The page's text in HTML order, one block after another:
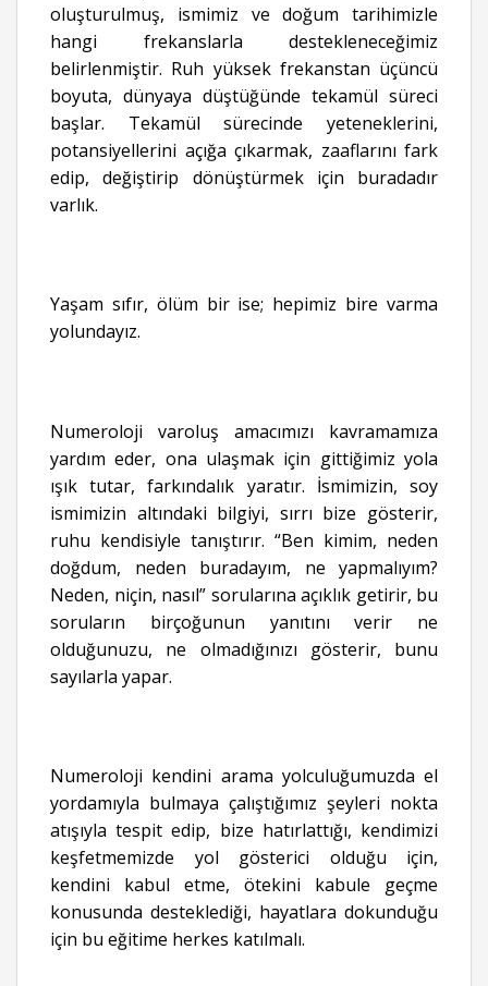
oluşturulmuş, ismimiz ve doğum tarihimizle
hangi frekanslarla destekleneceğimiz
belirlenmiştir. Ruh yüksek frekanstan üçüncü
boyuta, dünyaya düştüğünde tekamül süreci
başlar. Tekamül sürecinde yeteneklerini,
potansiyellerini açığa çıkarmak, zaaflarını fark
edip, değiştirip dönüştürmek için buradadır
varlık.
Yaşam sıfır, ölüm bir ise; hepimiz bire varma
yolundayız.
Numeroloji varoluş amacımızı kavramamıza
yardım eder, ona ulaşmak için gittiğimiz yola
ışık tutar, farkındalık yaratır. İsmimizin, soy
ismimizin altındaki bilgiyi, sırrı bize gösterir,
ruhu kendisiyle tanıştırır. “Ben kimim, neden
doğdum, neden buradayım, ne yapmalıyım?
Neden, niçin, nasıl” sorularına açıklık getirir, bu
soruların birçoğunun yanıtını verir ne
olduğunuzu, ne olmadığınızı gösterir, bunu
sayılarla yapar.
Numeroloji kendini arama yolculuğumuzda el
yordamıyla bulmaya çalıştığımız şeyleri nokta
atışıyla tespit edip, bize hatırlattığı, kendimizi
keşfetmemizde yol gösterici olduğu için,
kendini kabul etme, ötekini kabule geçme
konusunda desteklediği, hayatlara dokunduğu
için bu eğitime herkes katılmalı.